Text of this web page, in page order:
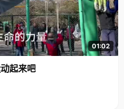
01:02
起来吧